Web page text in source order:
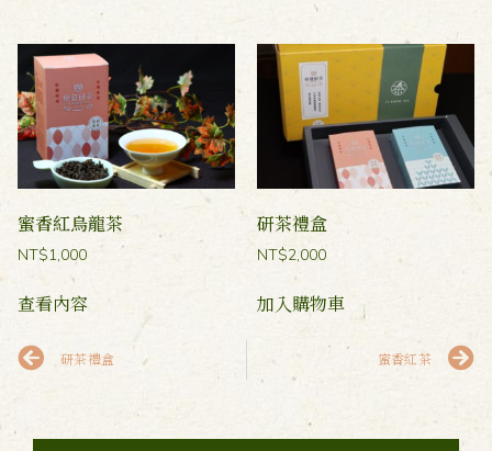
蜜香紅烏龍茶
NT$1,000
查看內容
研茶禮盒
NT$2,000
加入購物車
研茶禮盒 蜜香紅茶